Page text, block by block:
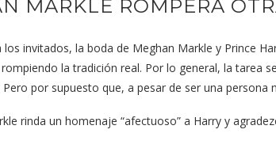
MARKLE ROMPERÁ
invitados, la boda de Meghan Markle y Prince
la tradición real. Por lo general, la
por supuesto que, a pesar de ser una persona
rinda un homenaje “afectuoso” a Harry y